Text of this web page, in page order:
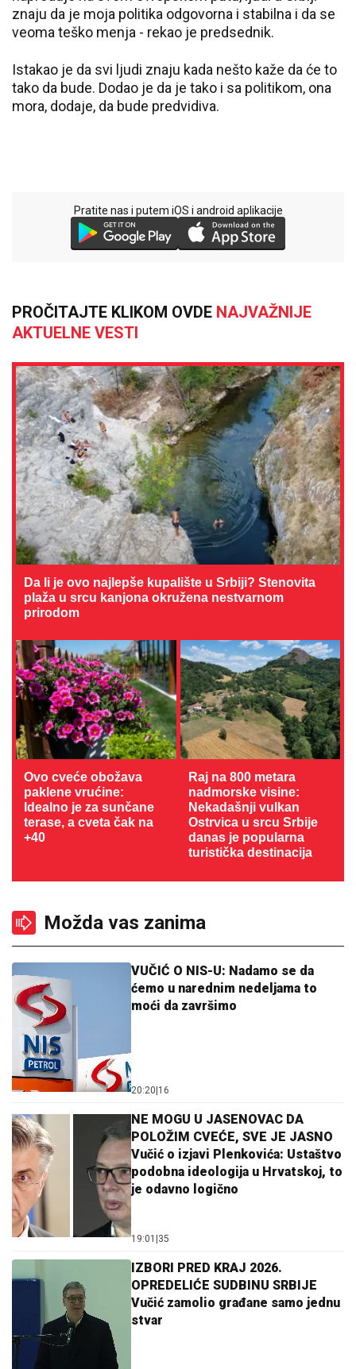
znaju da je moja politika odgovorna i stabilna i da se
veoma teško menja - rekao je predsednik.
Istakao je da svi ljudi znaju kada nešto kaže da će to
tako da bude. Dodao je da je tako i sa politikom, ona
mora, dodaje, da bude predvidiva.
Pratite nas i putem iOS i android aplikacije
PROČITAJTE KLIKOM OVDE NAJVAŽNIJE
AKTUELNE VESTI
Da li je ovo najlepše kupalište u Srbiji? Stenovita
plaža u srcu kanjona okružena nestvarnom
prirodom
Ovo cveće obožava
paklene vrućine:
Idealno je za sunčane
terase, a cveta čak na
+40
Raj na 800 metara
nadmorske visine:
Nekadašnji vulkan
Ostrvica u srcu Srbije
danas je popularna
turistička destinacija
Možda vas zanima
VUČIĆ O NIS-U: Nadamo se da
ćemo u narednim nedeljama to
moći da završimo
20:20 16
NE MOGU U JASENOVAC DA
POLOŽIM CVEĆE, SVE JE JASNO
Vučić o izjavi Plenkovića: Ustaštvo
podobna ideologija u Hrvatskoj, to
je odavno logično
19:01 35
IZBORI PRED KRAJ 2026.
OPREDELIĆE SUDBINU SRBIJE
Vučić zamolio građane samo jednu
stvar